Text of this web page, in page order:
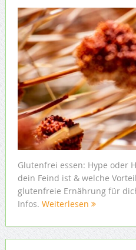
Glutenfrei essen: Hype oder
dein Feind ist & welche
glutenfreie Ernährung für
Infos. Weiterlesen